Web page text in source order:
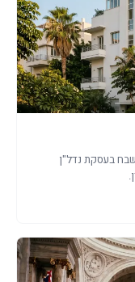
בעסקת נדל"ן